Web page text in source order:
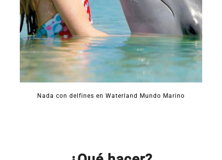
Nada con delfines en Waterland Mundo Marino